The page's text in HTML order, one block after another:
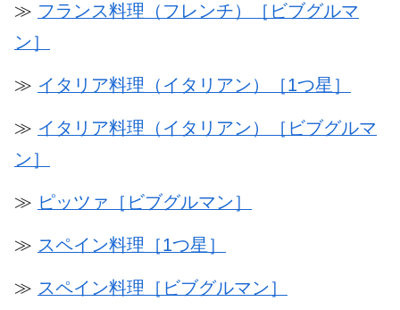
≫ フランス料理（フレンチ）［ビブグルマ
ン］
≫ イタリア料理（イタリアン）［1つ星］
≫ イタリア料理（イタリアン）［ビブグルマ
ン］
≫ ピッツァ［ビブグルマン］
≫ スペイン料理［1つ星］
≫ スペイン料理［ビブグルマン］